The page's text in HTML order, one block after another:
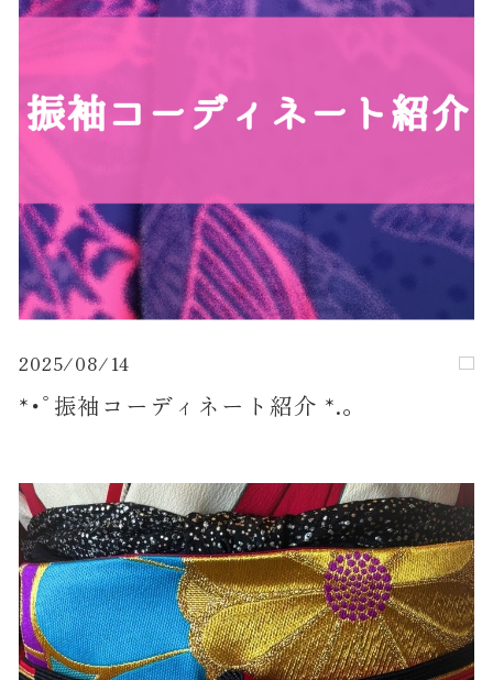
2025/08/14
*･ﾟ振袖コーディネート紹介 *.。